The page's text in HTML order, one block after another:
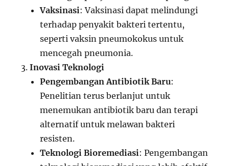
Vaksinasi: Vaksinasi dapat melindungi
terhadap penyakit bakteri tertentu,
seperti vaksin pneumokokus untuk
mencegah pneumonia.
Inovasi Teknologi
Pengembangan Antibiotik Baru:
Penelitian terus berlanjut untuk
menemukan antibiotik baru dan terapi
alternatif untuk melawan bakteri
resisten.
Teknologi Bioremediasi: Pengembangan